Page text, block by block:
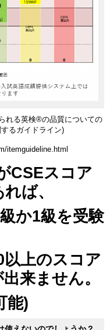
れる英検®の品質についての
るガイドライン)
itemguideline.html
CSEスコア
ば、
か1級を受験
上のスコア
来ません。
能)